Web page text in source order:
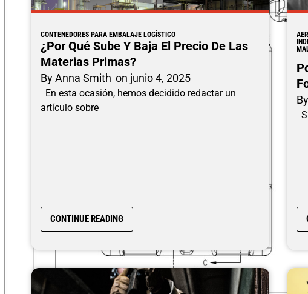
CONTENEDORES PARA EMBALAJE LOGÍSTICO
¿Por Qué Sube Y Baja El Precio De Las
Materias Primas?
ByAnna Smith on junio 4, 2025
En esta ocasión, hemos decidido redactar un
artículo sobre
CONTINUE READING
By